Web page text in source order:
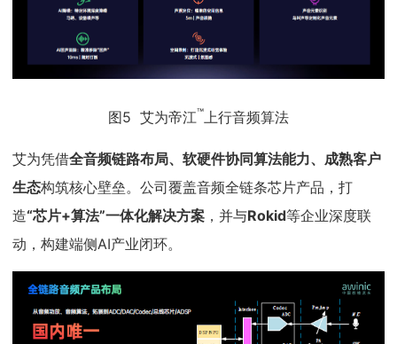
图5 艾为帝江™上行音频算法
艾为凭借全音频链路布局、软硬件协同算法能力、成熟客户
生态构筑核心壁垒。公司覆盖音频全链条芯片产品，打
造“芯片+算法”一体化解决方案 ，并与Rokid等企业深度联
动，构建端侧AI产业闭环。